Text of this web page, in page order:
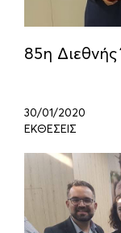
85η
30/01/2020
ΕΚΘΕΣΕΙΣ